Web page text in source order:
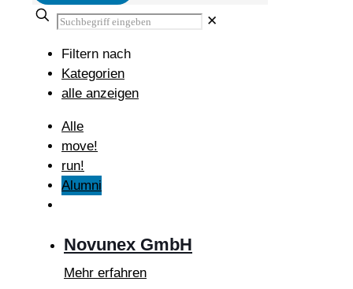
✕
Filtern nach
Kategorien
alle anzeigen
Alle
move!
run!
Alumni
Novunex GmbH
Mehr erfahren